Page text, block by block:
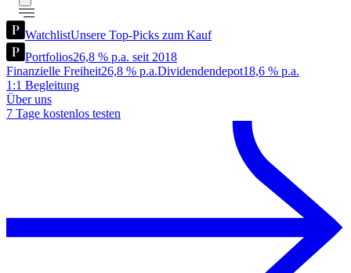
WatchlistUnsere Top-Picks zum Kauf
Portfolios26,8 % p.a. seit 2018
Finanzielle Freiheit26,8 % p.a.Dividendendepot18,6 % p.a.
1:1 Begleitung
Über uns
7 Tage kostenlos testen